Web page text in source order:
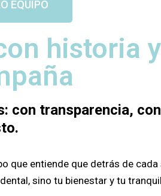
EQUIPO
historia
con transparencia,
que entiende que detrás de cada
sino tu bienestar y tu